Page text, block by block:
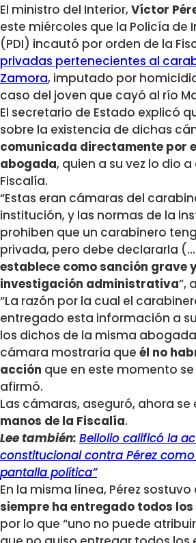
El ministro del Interior,Víctor
este miércoles que la Policía de
(PDI) incautó por orden de la
privadas pertenecientes al
Zamora, imputado por
caso del joven que cayó al río
El secretario de Estado explicó
sobre la existencia de dichas
comunicada directamente por
abogada, quien a su vez lo dio
Fiscalía.
“Estas eran cámaras del
institución, y las normas de la
prohiben que un carabinero
privada, pero debe declararla
establece como sanción grave
investigación administrativa”,
“La razón por la cual el
entregado esta información a
los dichos de la misma
cámara mostraría que él no
acción que en este momento
afirmó.
Las cámaras, aseguró, ahora se
manos de la Fiscalía.
Lee también: Bellolio calificó la
constitucional contra Pérez
pantalla política”
En la misma línea, Pérez sostuvo
siempre ha entregado todos
por lo que “uno no puede